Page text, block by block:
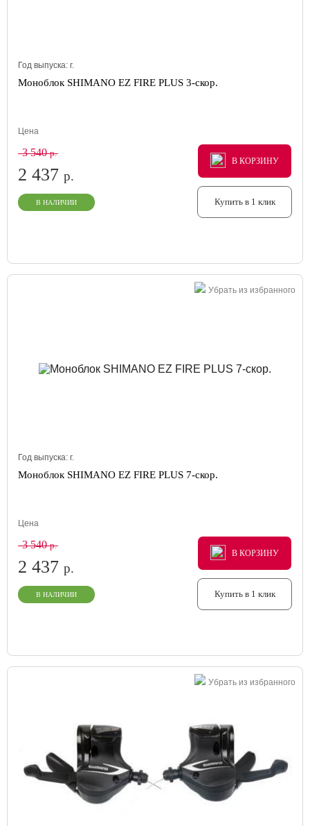
Год выпуска: г.
Моноблок SHIMANO EZ FIRE PLUS 3-скор.
Цена
3 540р.
2 437 р.
В НАЛИЧИИ
В КОРЗИНУ
В КОРЗИНУ
В КОРЗИНУ
Купить в 1 клик
Убрать из избранного
Год выпуска: г.
Моноблок SHIMANO EZ FIRE PLUS 7-скор.
Цена
3 540р.
2 437 р.
В НАЛИЧИИ
В КОРЗИНУ
В КОРЗИНУ
В КОРЗИНУ
Купить в 1 клик
Убрать из избранного